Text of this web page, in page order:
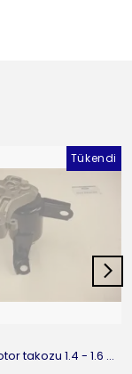
Tükendi
B-max motor takozu 1.4 - 1.6 benzinli 2012-2016 ORJİNAL